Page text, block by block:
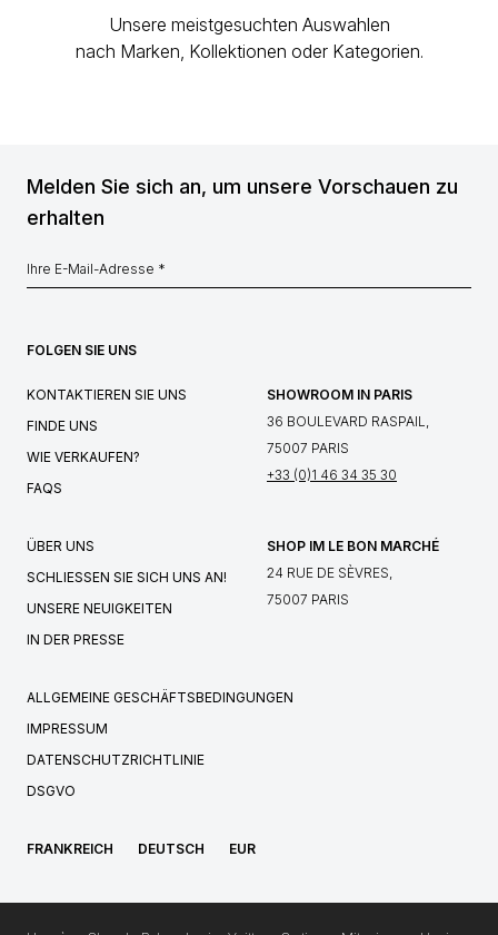
Unsere meistgesuchten Auswahlen
nach Marken, Kollektionen oder Kategorien.
Melden Sie sich an, um unsere Vorschauen zu
erhalten
FOLGEN SIE UNS
KONTAKTIEREN SIE UNS
FINDE UNS
WIE VERKAUFEN?
FAQS
SHOWROOM IN PARIS
36 BOULEVARD RASPAIL,
75007 PARIS
+33 (0)1 46 34 35 30
ÜBER UNS
SCHLIESSEN SIE SICH UNS AN!
UNSERE NEUIGKEITEN
IN DER PRESSE
SHOP IM LE BON MARCHÉ
24 RUE DE SÈVRES,
75007 PARIS
ALLGEMEINE GESCHÄFTSBEDINGUNGEN
IMPRESSUM
DATENSCHUTZRICHTLINIE
DSGVO
FRANKREICH DEUTSCH EUR